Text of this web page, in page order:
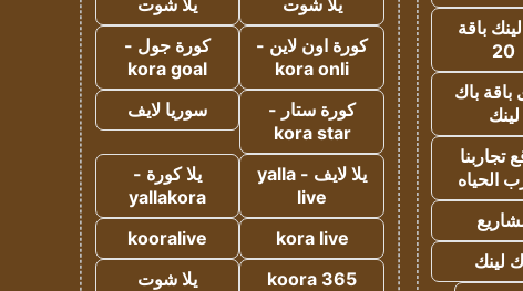
باقة
20
باقة باك
لينك
تجاربنا
الحياه
لينك
يلا شوت
يلا شوت
كورة اون لاين -
kora onli
كورة جول -
kora goal
كورة ستار -
kora star
سوريا لايف
يلا لايف - yalla
live
يلا كورة -
yallakora
kora live
kooralive
koora 365
يلا شوت